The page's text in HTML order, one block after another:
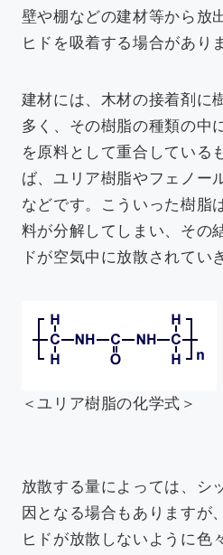
壁や棚などの建材等から放
ヒドを吸着する場合があり
建材には、木材の接着剤に
多く、その樹脂の種類の中
を原料として重合している
ば、ユリア樹脂やフェノー
などです。こういった樹脂
料が分解してしまい、その
ドが空気中に放散されてい
＜ユリア樹脂の化学式＞
放散する量によっては、シ
因となる場合もありますが
ヒドが放散しないように色